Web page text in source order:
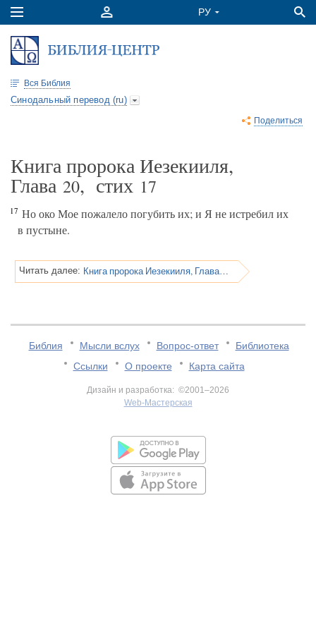
Вся Библия
Синодальный перевод (ru)
Поделиться
Книга пророка Иезекииля,
Глава 20, стих 17
17 Но око Мое пожалело погубить их; и Я не истребил их
в пустыне.
Читать далее: Книга пророка Иезекииля, Глава 20
Библия Мысли вслух Вопрос-ответ
Библиотека
Ссылки
О проекте Карта сайта
Дизайн и разработка: ©2001–2026
Web-Мастерская